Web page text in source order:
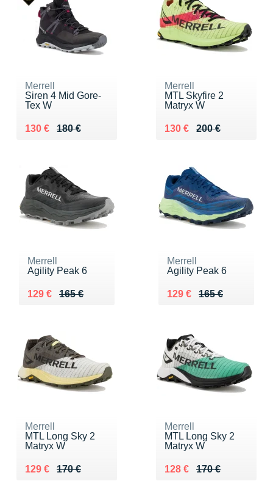
Merrell
Siren 4 Mid Gore-
Tex W
180 €
Au lieu de 180 €
130 €
Vendu 130 €
Merrell
MTL Skyfire 2
Matryx W
200 €
Au lieu de 200 €
130 €
Vendu 130 €
Merrell
Agility Peak 6
165 €
Au lieu de 165 €
129 €
Vendu 129 €
Merrell
Agility Peak 6
165 €
Au lieu de 165 €
129 €
Vendu 129 €
Merrell
MTL Long Sky 2
Matryx W
170 €
Au lieu de 170 €
129 €
Vendu 129 €
Merrell
MTL Long Sky 2
Matryx W
170 €
Au lieu de 170 €
128 €
Vendu 128 €